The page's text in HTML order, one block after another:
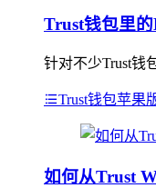
Trust钱包里
针对不少Trust钱
Trust钱包苹果
如何从Trust